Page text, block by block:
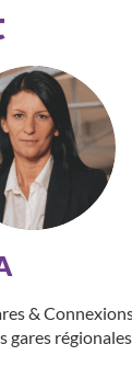
&
gares